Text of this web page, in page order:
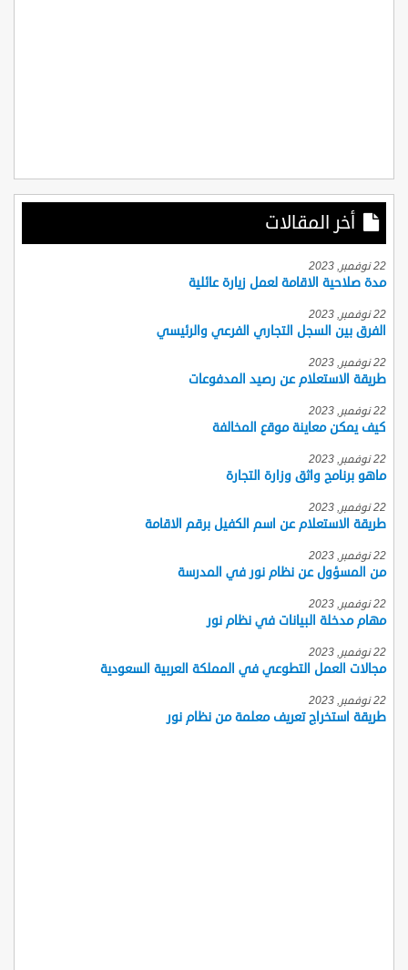
أخر المقالات
22 نوفمبر, 2023
مدة صلاحية الاقامة لعمل زيارة عائلية
22 نوفمبر, 2023
الفرق بين السجل التجاري الفرعي والرئيسي
22 نوفمبر, 2023
طريقة الاستعلام عن رصيد المدفوعات
22 نوفمبر, 2023
كيف يمكن معاينة موقع المخالفة
22 نوفمبر, 2023
ماهو برنامج واثق وزارة التجارة
22 نوفمبر, 2023
طريقة الاستعلام عن اسم الكفيل برقم الاقامة
22 نوفمبر, 2023
من المسؤول عن نظام نور في المدرسة
22 نوفمبر, 2023
مهام مدخلة البيانات في نظام نور
22 نوفمبر, 2023
مجالات العمل التطوعي في المملكة العربية السعودية
22 نوفمبر, 2023
طريقة استخراج تعريف معلمة من نظام نور